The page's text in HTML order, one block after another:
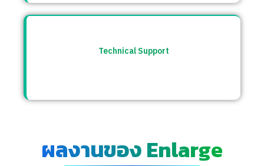
Technical Support
ผลงานของ Enlarge